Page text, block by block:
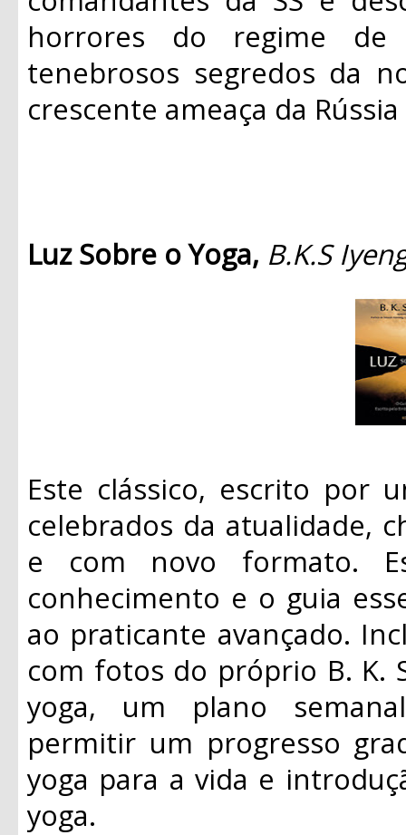
horrores do regime
tenebrosos segredos da
crescente ameaça da
Luz Sobre o Yoga, B.K.S
Este clássico, escrito por
celebrados da atualidade,
e com novo formato.
conhecimento e o guia
ao praticante avançado.
com fotos do próprio B. K.
yoga, um plano
permitir um progresso
yoga para a vida e
yoga.